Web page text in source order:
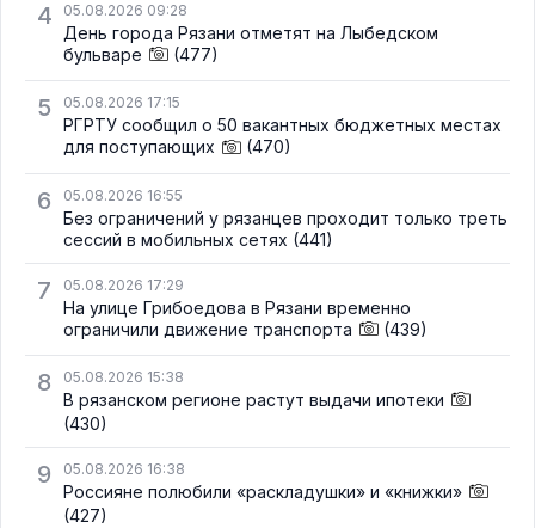
4 05.08.2026 09:28
День города Рязани отметят на Лыбедском
бульваре
(477)
5 05.08.2026 17:15
РГРТУ сообщил о 50 вакантных бюджетных местах
для поступающих
(470)
6 05.08.2026 16:55
Без ограничений у рязанцев проходит только треть
сессий в мобильных сетях (441)
7 05.08.2026 17:29
На улице Грибоедова в Рязани временно
ограничили движение транспорта
(439)
8 05.08.2026 15:38
В рязанском регионе растут выдачи ипотеки
(430)
9 05.08.2026 16:38
Россияне полюбили «раскладушки» и «книжки»
(427)